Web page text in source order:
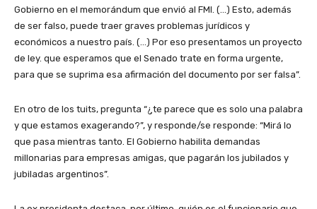
Gobierno en el memorándum que envió al FMI. (…) Esto, además
de ser falso, puede traer graves problemas jurídicos y
económicos a nuestro país. (…) Por eso presentamos un proyecto
de ley. que esperamos que el Senado trate en forma urgente,
para que se suprima esa afirmación del documento por ser falsa”.
En otro de los tuits, pregunta “¿te parece que es solo una palabra
y que estamos exagerando?”, y responde/se responde: “Mirá lo
que pasa mientras tanto. El Gobierno habilita demandas
millonarias para empresas amigas, que pagarán los jubilados y
jubiladas argentinos”.